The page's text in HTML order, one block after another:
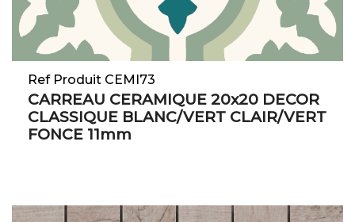
Ref Produit CEMI73
CARREAU CERAMIQUE 20x20 DECOR
CLASSIQUE BLANC/VERT CLAIR/VERT
FONCE 11mm